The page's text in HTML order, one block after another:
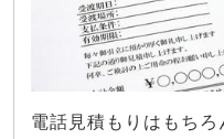
電話見積もりはもち